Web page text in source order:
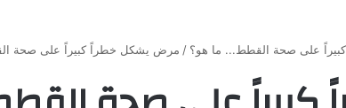
على صحة القطط... ما هو؟ / مرض يشكل خطراً كبيراً على صحة